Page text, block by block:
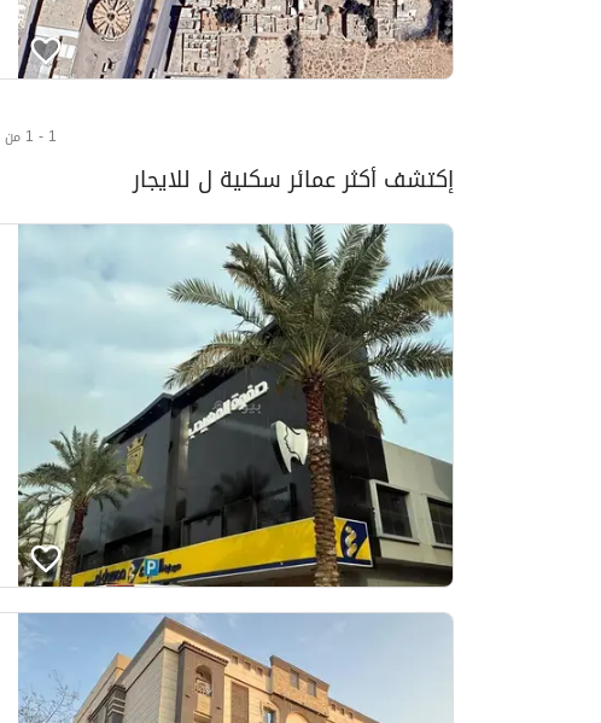
1 - 1 من 1 عمائر سكنية
إكتشف أكثر عمائر سكنية ل للايجار